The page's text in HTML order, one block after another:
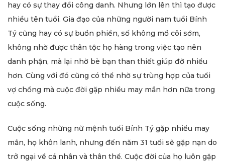
hay có sự thay đổi công danh. Nhưng lớn lên thì tạo được
nhiều tên tuổi. Gia đạo của những người nam tuổi Bính
Tý cũng hay có sự buồn phiền, số không mồ côi sớm,
không nhờ được thân tộc họ hàng trong việc tạo nên
danh phận, mà lại nhờ bè bạn than thiết giúp đỡ nhiều
hơn. Cùng với đó cũng có thể nhờ sự trùng hợp của tuổi
vợ chồng mà cuộc đời gặp nhiều may mắn hơn nữa trong
cuộc sống.
Cuộc sống những nữ mệnh tuổi Bính Tý gặp nhiều may
mắn, họ khôn lanh, nhưng đến năm 31 tuổi sẽ gặp nạn do
trở ngại về cá nhân và thân thể. Cuộc đời của họ luôn gặp